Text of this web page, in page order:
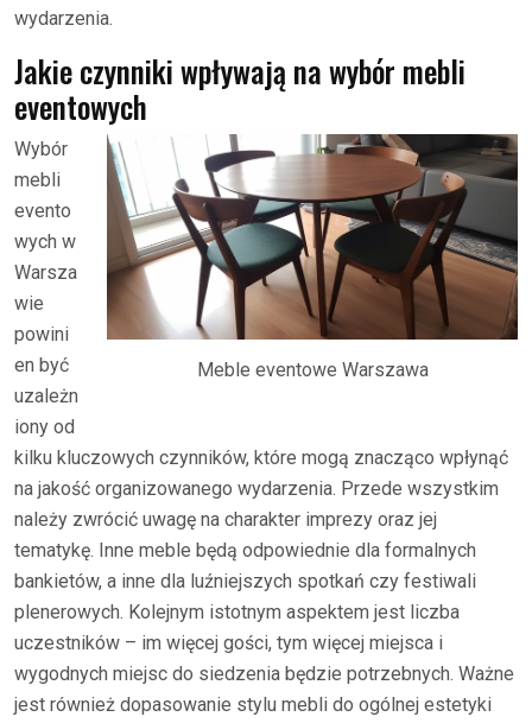
wydarzenia.
Jakie czynniki wpływają na wybór mebli
eventowych
Meble eventowe Warszawa
Wybór
mebli
evento
wych w
Warsza
wie
powini
en być
uzależn
iony od
kilku kluczowych czynników, które mogą znacząco wpłynąć
na jakość organizowanego wydarzenia. Przede wszystkim
należy zwrócić uwagę na charakter imprezy oraz jej
tematykę. Inne meble będą odpowiednie dla formalnych
bankietów, a inne dla luźniejszych spotkań czy festiwali
plenerowych. Kolejnym istotnym aspektem jest liczba
uczestników – im więcej gości, tym więcej miejsca i
wygodnych miejsc do siedzenia będzie potrzebnych. Ważne
jest również dopasowanie stylu mebli do ogólnej estetyki